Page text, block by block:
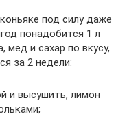
под силу даже
понадобится 1 л
мед и сахар по вкусу,
за 2 недели:
и высушить, лимон